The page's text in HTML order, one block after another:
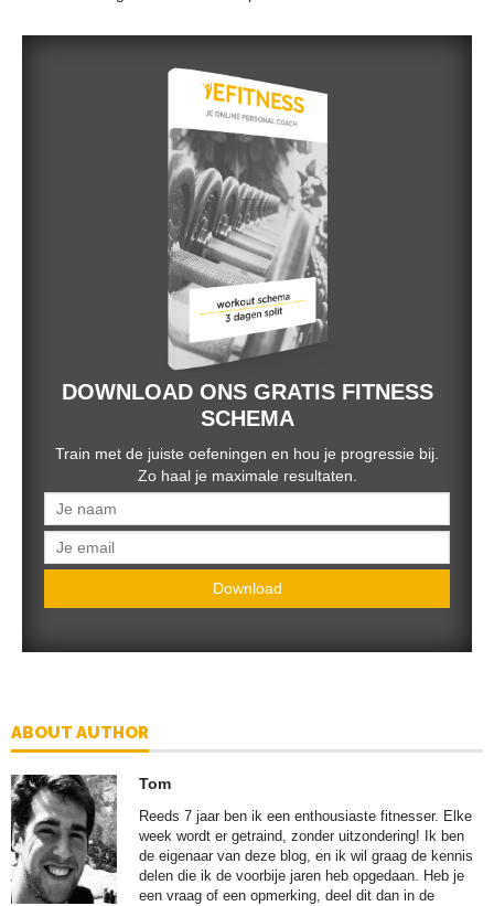
DOWNLOAD ONS GRATIS FITNESS
SCHEMA
Train met de juiste oefeningen en hou je progressie bij.
Zo haal je maximale resultaten.
Download
ABOUT AUTHOR
Tom
Reeds 7 jaar ben ik een enthousiaste fitnesser. Elke
week wordt er getraind, zonder uitzondering! Ik ben
de eigenaar van deze blog, en ik wil graag de kennis
delen die ik de voorbije jaren heb opgedaan. Heb je
een vraag of een opmerking, deel dit dan in de